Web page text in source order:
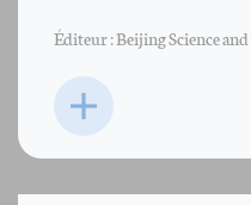
Éditeur : Beijing Science